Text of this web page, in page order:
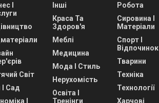
І
Світ
І Сад
І
Інші
Краса Та
Здоров'я
Меблі
Медицина
Мода І Стиль
Нерухомість
Освіта І
Тренінги
Робота
Сировина І
Матеріали
Спорт І
Відпочинок
Тварини
Техніка
Технології
Харчові